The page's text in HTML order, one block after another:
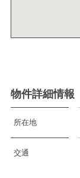
物件詳細情報
所在地
交通